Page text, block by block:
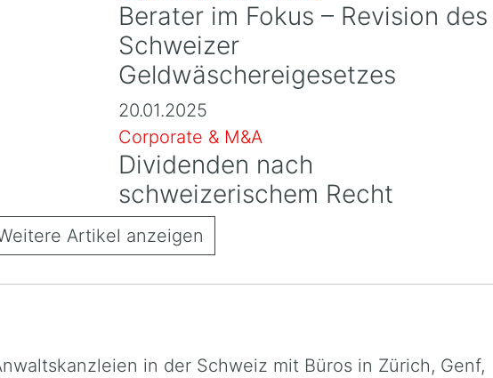
Berater im Fokus – Revision des
Schweizer
Geldwäschereigesetzes
20.01.2025
Corporate & M&A
Dividenden nach
schweizerischem Recht
Artikel anzeigen
in der Schweiz mit Büros in Zürich, Genf,